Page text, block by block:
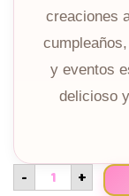
creaciones
y eventos
delicioso
- +